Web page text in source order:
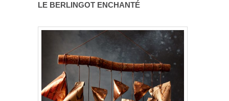
LE BERLINGOT ENCHANTÉ